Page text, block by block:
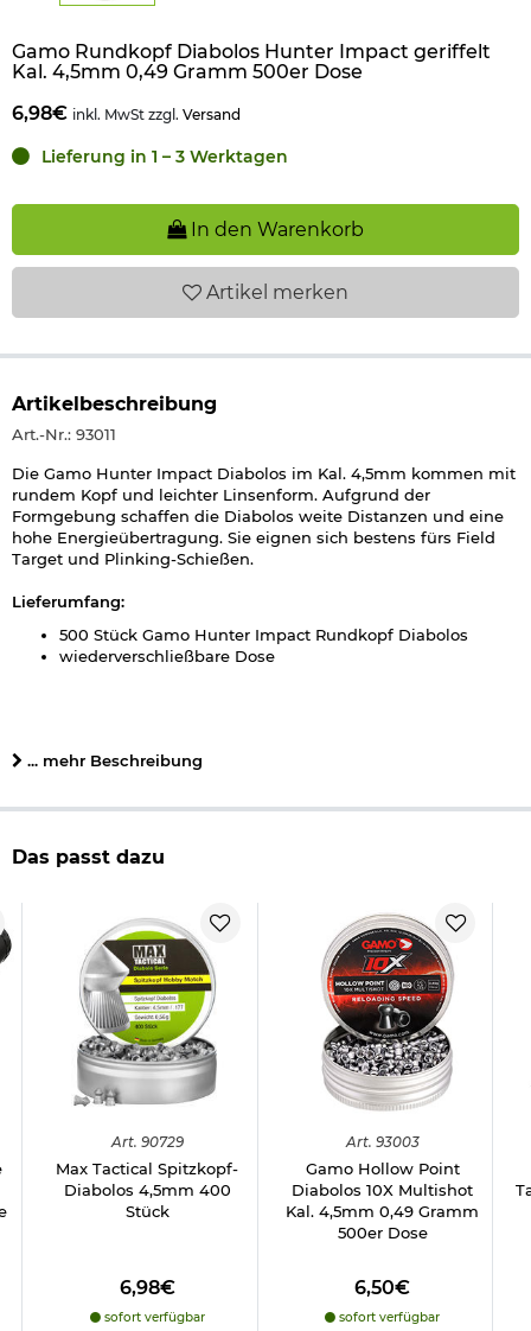
Gamo Rundkopf Diabolos Hunter Impact geriffelt
Kal. 4,5mm 0,49 Gramm 500er Dose
6,98€ inkl. MwSt zzgl. Versand
Lieferung in 1 – 3 Werktagen
In den Warenkorb
Artikel merken
Artikelbeschreibung
Art.-Nr.: 93011
Die Gamo Hunter Impact Diabolos im Kal. 4,5mm kommen mit
rundem Kopf und leichter Linsenform. Aufgrund der
Formgebung schaffen die Diabolos weite Distanzen und eine
hohe Energieübertragung. Sie eignen sich bestens fürs Field
Target und Plinking-Schießen.
Lieferumfang:
500 Stück Gamo Hunter Impact Rundkopf Diabolos
wiederverschließbare Dose
geeignet fürLuftgewehre
4,5mm Diabolo
Länge pro Diabolo: 6,2 mm
Form: Rundkopf
Marke: Gamo
Herstellerinformationen
Verantwortliche Person für die EU
... mehr Beschreibung
Das passt dazu
Art. 90729
Max Tactical Spitzkopf-
Diabolos 4,5mm 400
Stück
6,98€
sofort verfügbar
Art. 93003
Gamo Hollow Point
Diabolos 10X Multishot
Kal. 4,5mm 0,49 Gramm
500er Dose
6,50€
sofort verfügbar